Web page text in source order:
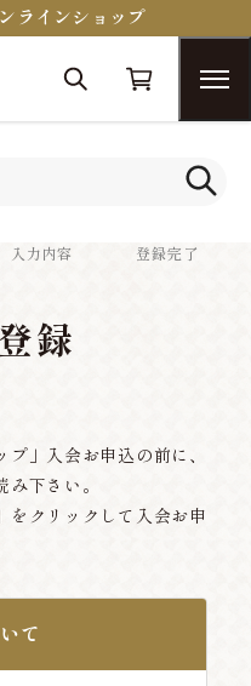
インショップ
入力内容 登録完了
録
」入会お申込の前に、
下さい。
をクリックして入会お申
て